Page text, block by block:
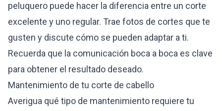
peluquero puede hacer la diferencia entre un corte
excelente y uno regular. Trae fotos de cortes que te
gusten y discute cómo se pueden adaptar a ti.
Recuerda que la comunicación boca a boca es clave
para obtener el resultado deseado.
Mantenimiento de tu corte de cabello
Averigua qué tipo de mantenimiento requiere tu